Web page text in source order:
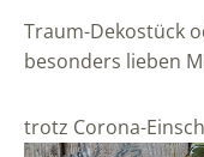
Traum-Dekostück
besonders lieben
trotz Corona-